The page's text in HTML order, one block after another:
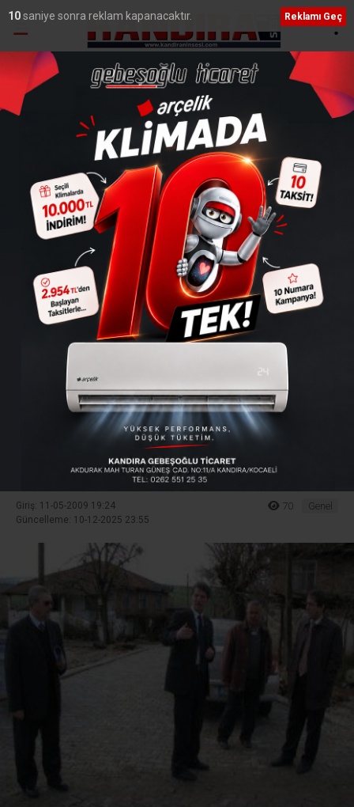
Ana Sayfa›Genel
Duraklı Köyü'nün yüzü
gülüyor
Kocaeli Büyükşehir Belediyesi Fen İşleri Dairesi
Başkanlığı, Başkan İbrahim Karaosmanoğlu'nun
talimatıyla köylerde hizmet atağını sürdürüyor.
Giriş: 11-05-2009 19:24
Güncelleme: 10-12-2025 23:55
70 Genel
9saniye sonra reklam kapanacaktır. Reklamı Geç